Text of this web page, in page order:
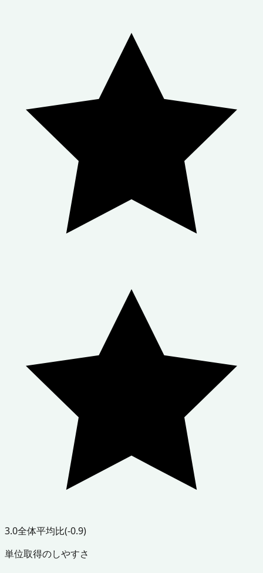
3.0全体平均比(-0.9)
単位取得のしやすさ